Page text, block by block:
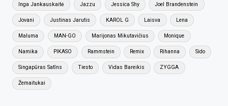
Inga Jankauskaitė Jazzu Jessica Shy Joel Brandenstein
Jovani Justinas Jarutis KAROL G Laisva Lena
Maluma MAN-GO Marijonas Mikutavičius Monique
Namika PIKASO Rammstein Remix Rihanna Sido
Singapūras Satīns Tiesto Vidas Bareikis ZYGGA
Žemaitukai